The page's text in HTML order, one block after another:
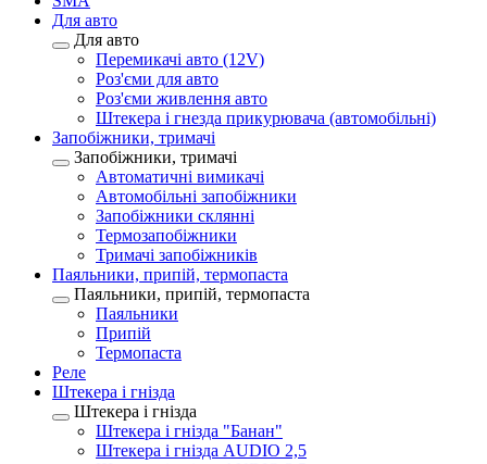
Для авто
Для авто
Перемикачі авто (12V)
Роз'єми для авто
Роз'єми живлення авто
Штекера і гнезда прикурювача (автомобільні)
Запобіжники, тримачі
Запобіжники, тримачі
Автоматичні вимикачі
Автомобільні запобіжники
Запобіжники склянні
Термозапобіжники
Тримачі запобіжників
Паяльники, припій, термопаста
Паяльники, припій, термопаста
Паяльники
Припій
Термопаста
Реле
Штекера і гнізда
Штекера і гнізда
Штекера і гнізда "Банан"
Штекера і гнізда AUDIO 2,5